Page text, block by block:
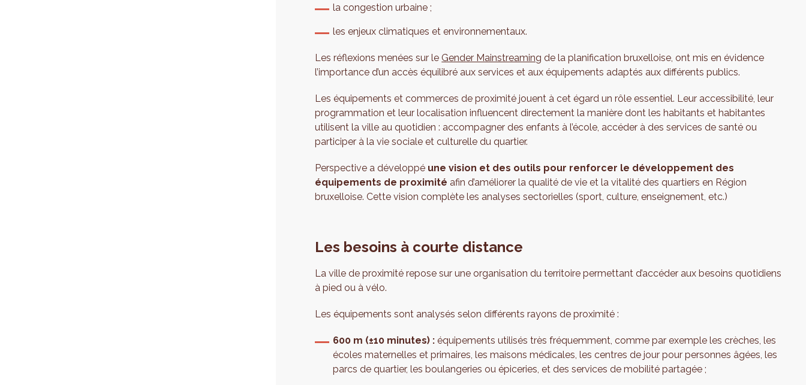
la congestion urbaine ;
les enjeux climatiques et environnementaux.
Les réflexions menées sur le Gender Mainstreaming de la planification bruxelloise, ont mis en évidence
l’importance d’un accès équilibré aux services et aux équipements adaptés aux différents publics.
Les équipements et commerces de proximité jouent à cet égard un rôle essentiel. Leur accessibilité, leur
programmation et leur localisation influencent directement la manière dont les habitants et habitantes
utilisent la ville au quotidien : accompagner des enfants à l’école, accéder à des services de santé ou
participer à la vie sociale et culturelle du quartier.
Perspective a développé une vision et des outils pour renforcer le développement des
équipements de proximité afin d’améliorer la qualité de vie et la vitalité des quartiers en Région
bruxelloise. Cette vision complète les analyses sectorielles (sport, culture, enseignement, etc.)
Les besoins à courte distance
La ville de proximité repose sur une organisation du territoire permettant d’accéder aux besoins quotidiens
à pied ou à vélo.
Les équipements sont analysés selon différents rayons de proximité :
600 m (±10 minutes) : équipements utilisés très fréquemment, comme par exemple les crèches, les
écoles maternelles et primaires, les maisons médicales, les centres de jour pour personnes âgées, les
parcs de quartier, les boulangeries ou épiceries, et des services de mobilité partagée ;